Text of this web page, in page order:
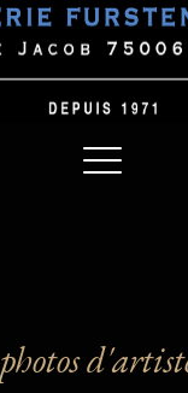
photos